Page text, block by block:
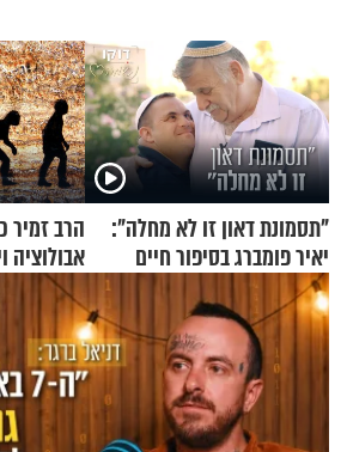
"תסמונת דאון זו לא מחלה":
יאיר פומברג בסיפור חיים
מעורר השראה
הרב זמיר
אבולוציה